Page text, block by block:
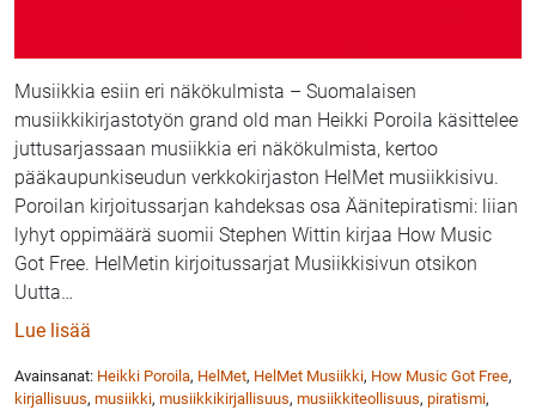
Musiikkia esiin eri näkökulmista – Suomalaisen
musiikkikirjastotyön grand old man Heikki Poroila käsittelee
juttusarjassaan musiikkia eri näkökulmista, kertoo
pääkaupunkiseudun verkkokirjaston HelMet musiikkisivu.
Poroilan kirjoitussarjan kahdeksas osa Äänitepiratismi: liian
lyhyt oppimäärä suomii Stephen Wittin kirjaa How Music
Got Free. HelMetin kirjoitussarjat Musiikkisivun otsikon
Uutta …
Lue lisää
Avainsanat: Heikki Poroila, HelMet, HelMet Musiikki, How Music Got Free,
kirjallisuus, musiikki, musiikkikirjallisuus, musiikkiteollisuus, piratismi,